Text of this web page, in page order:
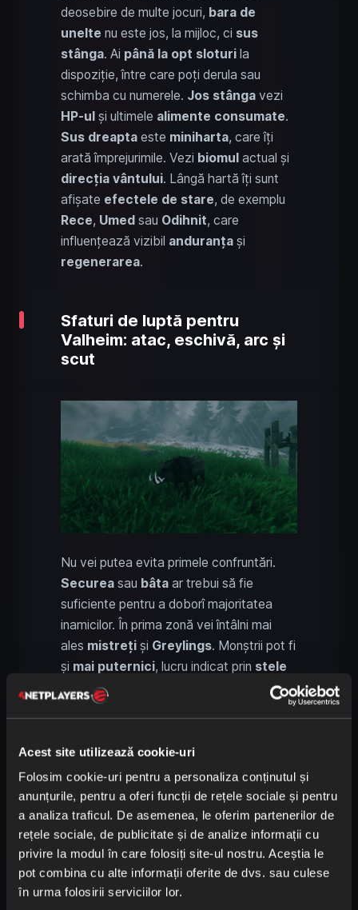
Acest site utilizează cookie-uri
Folosim cookie-uri pentru a personaliza conținutul și
anunțurile, pentru a oferi funcții de rețele sociale și pentru
a analiza traficul. De asemenea, le oferim partenerilor de
rețele sociale, de publicitate și de analize informații cu
privire la modul în care folosiți site-ul nostru. Aceștia le
pot combina cu alte informații oferite de dvs. sau culese
în urma folosirii serviciilor lor.
deosebire de multe jocuri, bara de
unelte nu este jos, la mijloc, ci sus
stânga. Ai până la opt sloturi la
dispoziție, între care poți derula sau
schimba cu numerele. Jos stânga vezi
HP-ul și ultimele alimente consumate.
Sus dreapta este miniharta, care îți
arată împrejurimile. Vezi biomul actual și
direcția vântului. Lângă hartă îți sunt
afișate efectele de stare, de exemplu
Rece, Umed sau Odihnit, care
influențează vizibil anduranța și
regenerarea.
Sfaturi de luptă pentru
Valheim: atac, eschivă, arc și
scut
Nu vei putea evita primele confruntări.
Securea sau bâta ar trebui să fie
suficiente pentru a doborî majoritatea
inamicilor. În prima zonă vei întâlni mai
ales mistreți și Greylings. Monștrii pot fi
și mai puternici, lucru indicat prin stele
șiculoare
. Cea mai bună tactică este să
lovești de câteva ori
anduranța.
Îți recomandăm următoareaechipare:
Arc: Pentruluptă la distanță. Ține
săgețila tine.
Scut: Pentrublocareaatacurilor. Un
blocaj bine temporizat poateameți
inamicii pe scurt.